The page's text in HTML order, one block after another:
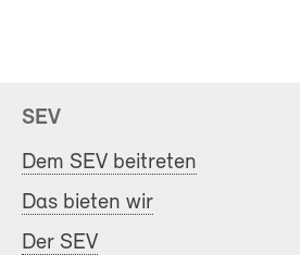
SEV
Dem SEV beitreten
Das bieten wir
Der SEV